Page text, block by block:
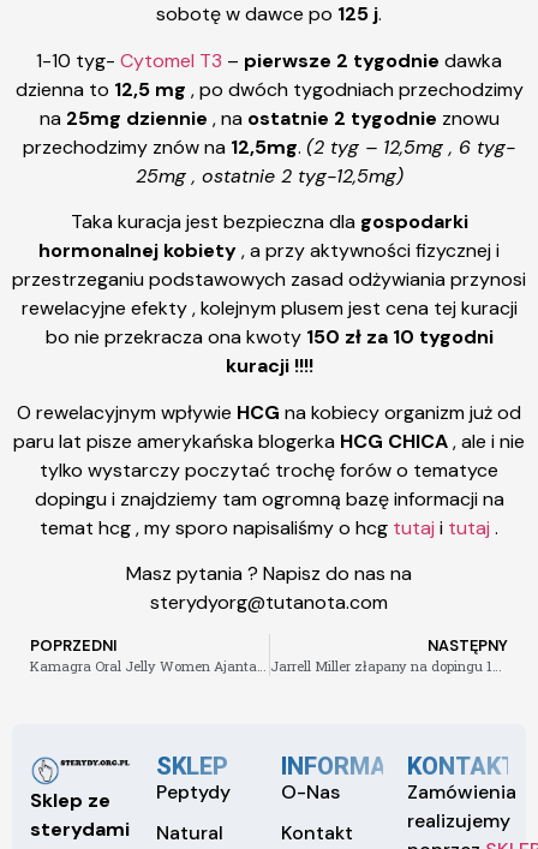
sobotę w dawce po 125 j.
1-10 tyg- Cytomel T3 – pierwsze 2 tygodnie dawka
dzienna to 12,5 mg , po dwóch tygodniach przechodzimy
na 25mg dziennie , na ostatnie 2 tygodnie znowu
przechodzimy znów na 12,5mg. (2 tyg – 12,5mg , 6 tyg-
25mg , ostatnie 2 tyg-12,5mg)
Taka kuracja jest bezpieczna dla gospodarki
hormonalnej kobiety, a przy aktywności fizycznej i
przestrzeganiu podstawowych zasad odżywiania przynosi
rewelacyjne efekty , kolejnym plusem jest cena tej kuracji
bo nie przekracza ona kwoty 150 zł za 10 tygodni
kuracji !!!!
O rewelacyjnym wpływie HCG na kobiecy organizm już od
paru lat pisze amerykańska blogerka HCG CHICA, ale i nie
tylko wystarczy poczytać trochę forów o tematyce
dopingu i znajdziemy tam ogromną bazę informacji na
temat hcg , my sporo napisaliśmy o hcg tutaj i tutaj .
Masz pytania ? Napisz do nas na
sterydyorg@tutanota.com
POPRZEDNI
Kamagra Oral Jelly Women Ajanta (5szt/op) – 90zł
NASTĘPNY
Jarrell Miller złapany na dopingu 17.04.2019
Sklep ze
sterydami
SKLEP
Peptydy
Natural
INFORMACJE
O-Nas
Kontakt
KONTAKT
Zamówienia
realizujemy